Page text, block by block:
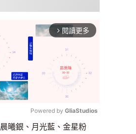
arrow_forward_ios 閱讀更多
Mute
Powered by GliaStudios
曦銀、月光藍、金星粉